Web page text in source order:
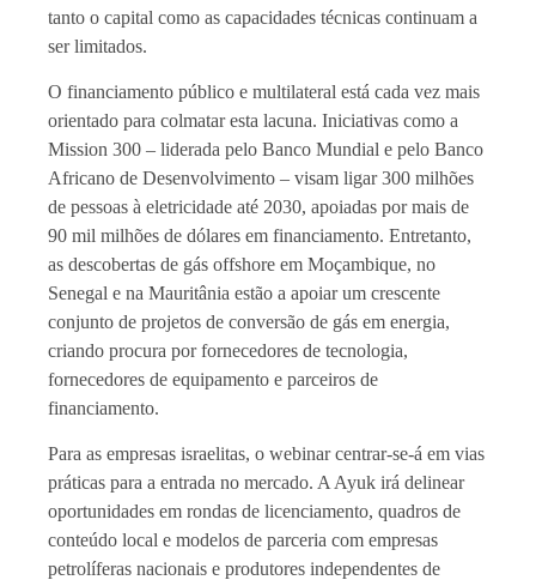
tanto o capital como as capacidades técnicas continuam a
ser limitados.
O financiamento público e multilateral está cada vez mais
orientado para colmatar esta lacuna. Iniciativas como a
Mission 300 – liderada pelo Banco Mundial e pelo Banco
Africano de Desenvolvimento – visam ligar 300 milhões
de pessoas à eletricidade até 2030, apoiadas por mais de
90 mil milhões de dólares em financiamento. Entretanto,
as descobertas de gás offshore em Moçambique, no
Senegal e na Mauritânia estão a apoiar um crescente
conjunto de projetos de conversão de gás em energia,
criando procura por fornecedores de tecnologia,
fornecedores de equipamento e parceiros de
financiamento.
Para as empresas israelitas, o webinar centrar-se-á em vias
práticas para a entrada no mercado. A Ayuk irá delinear
oportunidades em rondas de licenciamento, quadros de
conteúdo local e modelos de parceria com empresas
petrolíferas nacionais e produtores independentes de